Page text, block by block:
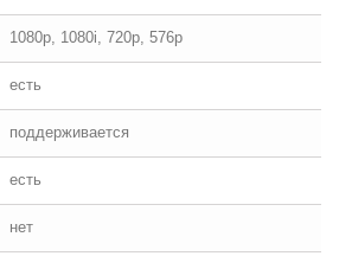
1080p, 1080i, 720p, 576p
есть
поддерживается
есть
нет